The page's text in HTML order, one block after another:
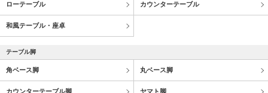
ローテーブル カウンターテーブル
和風テーブル・座卓
テーブル脚
角ベース脚 丸ベース脚
カウンターテーブル脚 ヤマト脚